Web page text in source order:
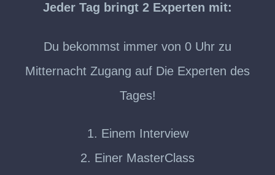
Jeder Tag bringt 2 Experten mit:
Du bekommst immer von 0 Uhr zu
Mitternacht Zugang auf Die Experten des
Tages!
1. Einem Interview
2. Einer MasterClass